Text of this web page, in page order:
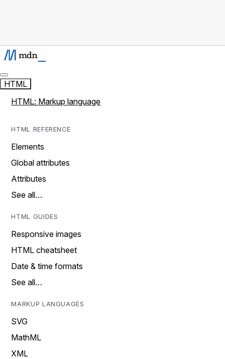
HTML
HTML: Markup language
HTML REFERENCE
Elements
Global attributes
Attributes
See all…
HTML GUIDES
Responsive images
HTML cheatsheet
Date & time formats
See all…
MARKUP LANGUAGES
SVG
MathML
XML